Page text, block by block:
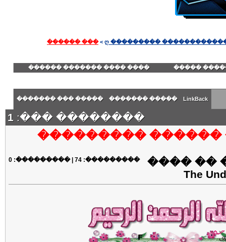
ღ ���������
>
��� ������
�������
���� ���� ������� ������
LinkBack
����� �������
����� ��� �������
�������� ���:
1
��� ������
���������:
74
| ���������:
0 ����